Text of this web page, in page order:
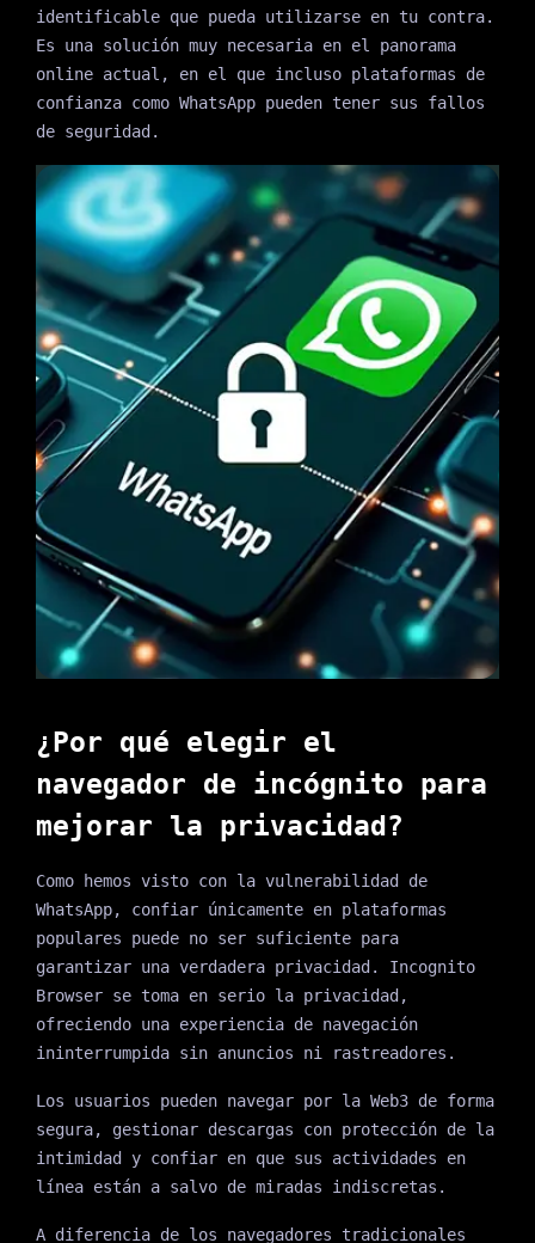
identificable que pueda utilizarse en tu contra.
Es una solución muy necesaria en el panorama
online actual, en el que incluso plataformas de
confianza como WhatsApp pueden tener sus fallos
de seguridad.
¿Por qué elegir el
navegador de incógnito para
mejorar la privacidad?
Como hemos visto con la vulnerabilidad de
WhatsApp, confiar únicamente en plataformas
populares puede no ser suficiente para
garantizar una verdadera privacidad. Incognito
Browser se toma en serio la privacidad,
ofreciendo una experiencia de navegación
ininterrumpida sin anuncios ni rastreadores.
Los usuarios pueden navegar por la Web3 de forma
segura, gestionar descargas con protección de la
intimidad y confiar en que sus actividades en
línea están a salvo de miradas indiscretas.
A diferencia de los navegadores tradicionales